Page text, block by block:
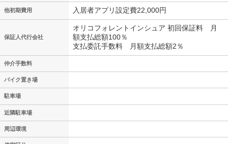
他初期費用 入居者アプリ設定費22,000円
保証人代行会社
オリコフォレントインシュア 初回保証料 月
額支払総額100％
支払委託手数料 月額支払総額2％
仲介手数料
バイク置き場
駐車場
近隣駐車場
周辺環境